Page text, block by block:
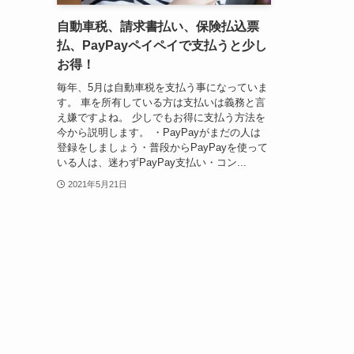
自動車税、請求書払い、保険払込票
払、PayPayペイペイで支払うと少し
お得！
毎年、5月は自動車税を支払う事になっていま
す。 車を所有している方は支払いは義務と言
え嫌ですよね。 少しでもお得に支払う方法を
今から説明します。 ・PayPayがまだの人は
登録をしましょう・普段からPayPayを使って
いる人は、迷わずPayPay支払い・コン...
2021年5月21日